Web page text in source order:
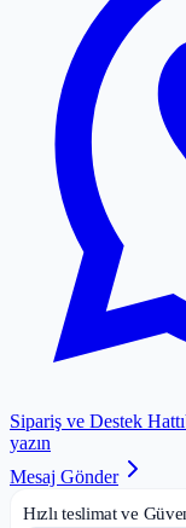
Sipariş ve Destek Hattı
yazın
Mesaj Gönder
Hızlı teslimat ve